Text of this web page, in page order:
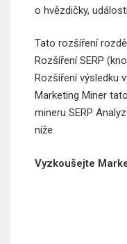
o hvězdičky,
Tato rozšíření
Rozšíření SERP
Rozšíření výsledku
Marketing Miner
mineru SERP
níže.
Vyzkoušejte